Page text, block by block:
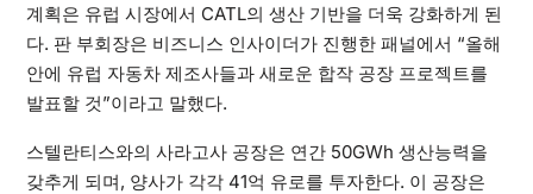
계획은 유럽 시장에서 CATL의 생산 기반을 더욱 강화하게 된
다. 판 부회장은 비즈니스 인사이더가 진행한 패널에서 “올해
안에 유럽 자동차 제조사들과 새로운 합작 공장 프로젝트를
발표할 것”이라고 말했다.
스텔란티스와의 사라고사 공장은 연간 50GWh 생산능력을
갖추게 되며, 양사가 각각 41억 유로를 투자한다. 이 공장은